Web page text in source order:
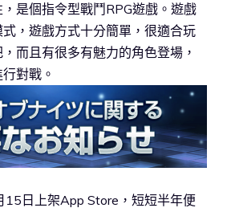
是個指令型戰鬥RPG遊戲。遊戲
，遊戲方式十分簡單，很適合玩
而且有很多有魅力的角色登場，
對戰。
15日上架App Store，短短半年便